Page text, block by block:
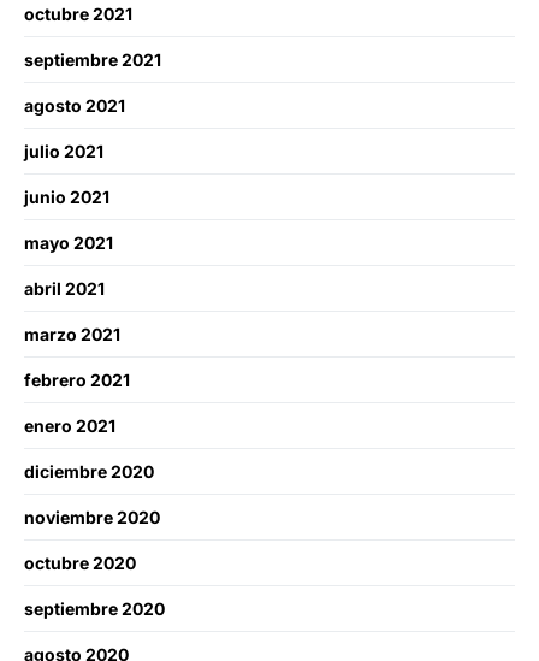
octubre 2021
septiembre 2021
agosto 2021
julio 2021
junio 2021
mayo 2021
abril 2021
marzo 2021
febrero 2021
enero 2021
diciembre 2020
noviembre 2020
octubre 2020
septiembre 2020
agosto 2020